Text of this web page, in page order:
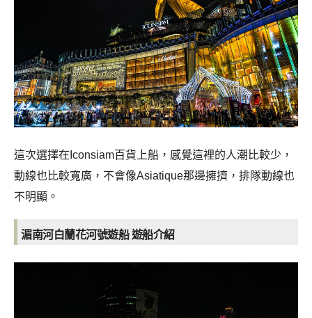
這次選擇在 Iconsiam百貨上船，感覺這裡的人潮比較少，
動線也比較寬廣，不會像Asiatique那邊擁擠，排隊動線也
不明顯。
湄南河白蘭花河號遊船遊船介紹